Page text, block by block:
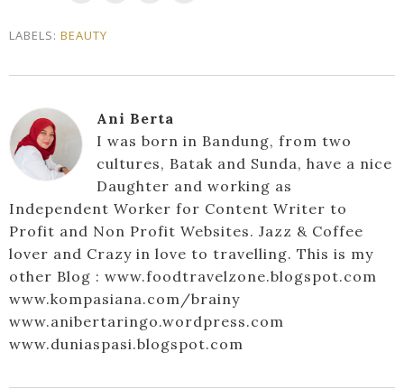
LABELS: BEAUTY
Ani Berta
I was born in Bandung, from two
cultures, Batak and Sunda, have a nice
Daughter and working as
Independent Worker for Content Writer to
Profit and Non Profit Websites. Jazz & Coffee
lover and Crazy in love to travelling. This is my
other Blog : www.foodtravelzone.blogspot.com
www.kompasiana.com/brainy
www.anibertaringo.wordpress.com
www.duniaspasi.blogspot.com